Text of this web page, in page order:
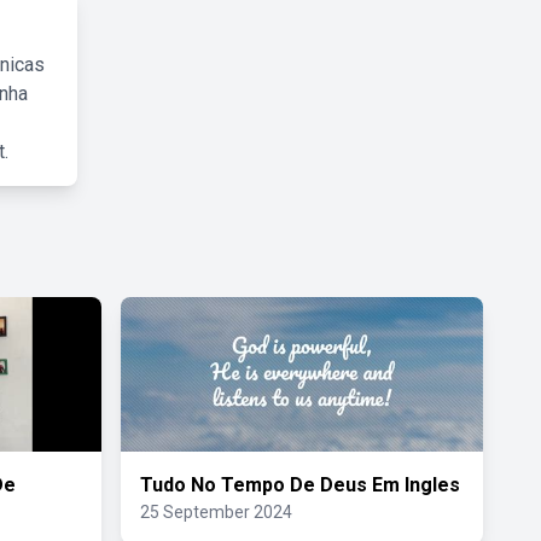
Tudo No Tempo De Deus Em Ingles
25 September 2024